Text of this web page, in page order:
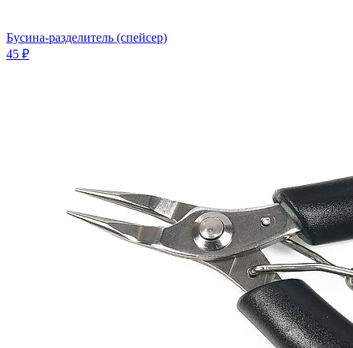
Бусина-разделитель (спейсер)
45 ₽